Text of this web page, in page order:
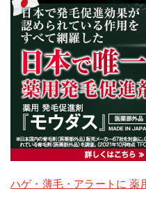
ハゲ・薄毛・アラートに 薬